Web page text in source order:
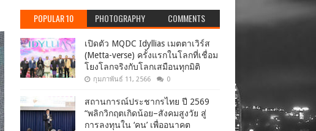
POPULAR 10 PHOTOGRAPHY COMMENTS
เปิดตัว MQDC Idyllias เมตตาเวิร์ส
(Metta-verse) ครั้งแรกในโลกที่เชื่อม
โยงโลกจริงกับโลกเสมือนทุกมิติ
กุมภาพันธ์ 11, 2566 0
สถานการณ์ประชากรไทย ปี 2569
“พลิกวิกฤตเกิดน้อย–สังคมสูงวัย สู่
การลงทุนใน ‘คน’ เพื่ออนาคต